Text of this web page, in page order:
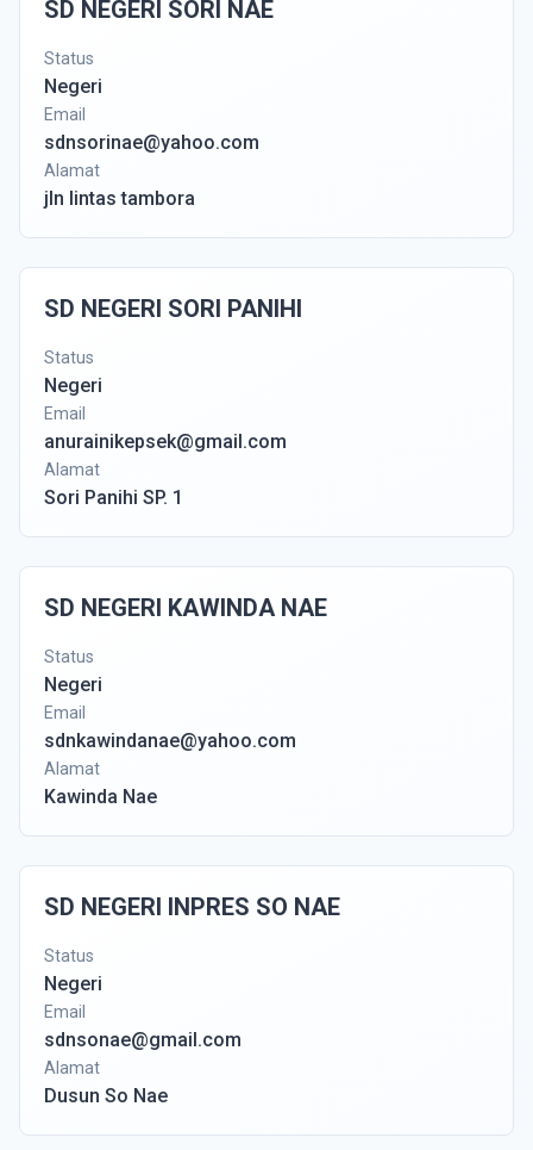
SD NEGERI SORI NAE
Status
Negeri
Email
sdnsorinae@yahoo.com
Alamat
jln lintas tambora
SD NEGERI SORI PANIHI
Status
Negeri
Email
anurainikepsek@gmail.com
Alamat
Sori Panihi SP. 1
SD NEGERI KAWINDA NAE
Status
Negeri
Email
sdnkawindanae@yahoo.com
Alamat
Kawinda Nae
SD NEGERI INPRES SO NAE
Status
Negeri
Email
sdnsonae@gmail.com
Alamat
Dusun So Nae